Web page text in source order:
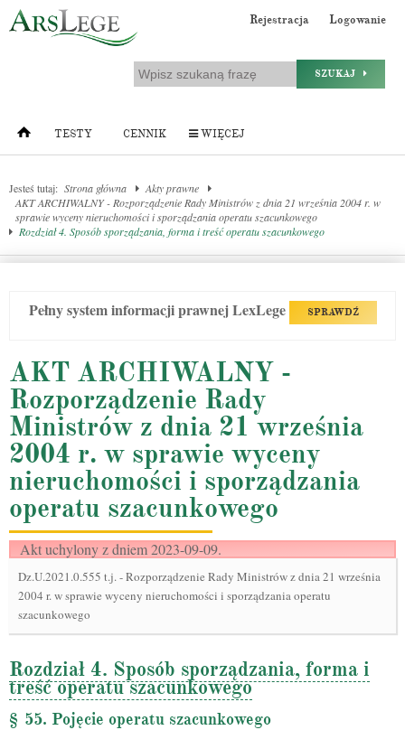
Rejestracja Logowanie
SZUKAJ
TESTY CENNIK WIĘCEJ
Jesteś tutaj: Strona główna
Akty prawne
AKT ARCHIWALNY - Rozporządzenie Rady Ministrów z dnia 21 września 2004 r. w
sprawie wyceny nieruchomości i sporządzania operatu szacunkowego
Rozdział 4. Sposób sporządzania, forma i treść operatu szacunkowego
Pełny system informacji prawnej LexLege SPRAWDŹ
AKT ARCHIWALNY -
Rozporządzenie Rady
Ministrów z dnia 21 września
2004 r. w sprawie wyceny
nieruchomości i sporządzania
operatu szacunkowego
Akt uchylony z dniem 2023-09-09.
Dz.U.2021.0.555 t.j.-Rozporządzenie Rady Ministrów z dnia 21 września
2004 r. w sprawie wyceny nieruchomości i sporządzania operatu
szacunkowego
Rozdział 4. Sposób sporządzania, forma i
treść operatu szacunkowego
§ 55. Pojęcie operatu szacunkowego